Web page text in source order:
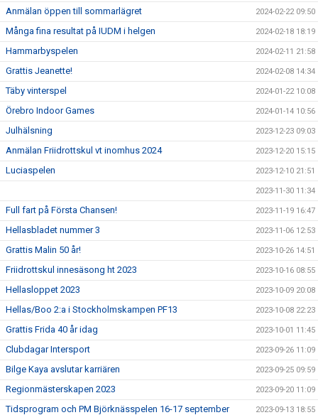
Anmälan öppen till sommarlägret 2024-02-22 09:50
Många fina resultat på IUDM i helgen 2024-02-18 18:19
Hammarbyspelen 2024-02-11 21:58
Grattis Jeanette! 2024-02-08 14:34
Täby vinterspel 2024-01-22 10:08
Örebro Indoor Games 2024-01-14 10:56
Julhälsning 2023-12-23 09:03
Anmälan Friidrottskul vt inomhus 2024 2023-12-20 15:15
Luciaspelen 2023-12-10 21:51
2023-11-30 11:34
Full fart på Första Chansen! 2023-11-19 16:47
Hellasbladet nummer 3 2023-11-06 12:53
Grattis Malin 50 år! 2023-10-26 14:51
Friidrottskul innesäsong ht 2023 2023-10-16 08:55
Hellasloppet 2023 2023-10-09 20:08
Hellas/Boo 2:a i Stockholmskampen PF13 2023-10-08 22:23
Grattis Frida 40 år idag 2023-10-01 11:45
Clubdagar Intersport 2023-09-26 11:09
Bilge Kaya avslutar karriären 2023-09-25 09:59
Regionmästerskapen 2023 2023-09-20 11:09
Tidsprogram och PM Björknässpelen 16-17 september 2023-09-13 18:55